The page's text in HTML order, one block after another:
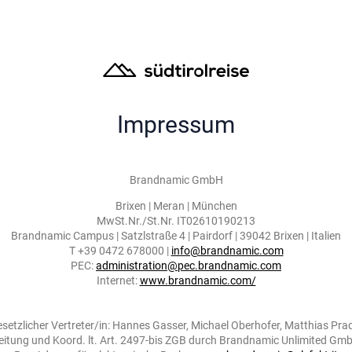
Impressum
Brandnamic GmbH
Brixen | Meran | München
MwSt.Nr./St.Nr. IT02610190213
Brandnamic Campus | Satzlstraße 4 | Pairdorf | 39042 Brixen | Italien
T +39 0472 678000 | info@brandnamic.com
PEC:administration@pec.brandnamic.com
Internet:www.brandnamic.com/
Vertreter/in: Hannes Gasser, Michael Oberhofer, Matthias
und Koord. lt. Art. 2497-bis ZGB durch Brandnamic Unlimited